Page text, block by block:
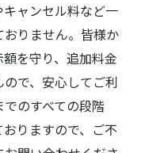
ャンセル料など一
りません。皆様か
を守り、追加料金
で、安心してご利
のすべての段階
りますので、ご不